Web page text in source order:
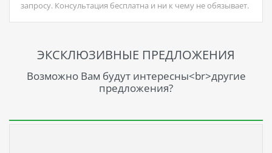
запросу. Консультация бесплатна и ни к чему не обязывает.
ЭКСКЛЮЗИВНЫЕ ПРЕДЛОЖЕНИЯ
Возможно Вам будут интересны<br>другие
предложения?